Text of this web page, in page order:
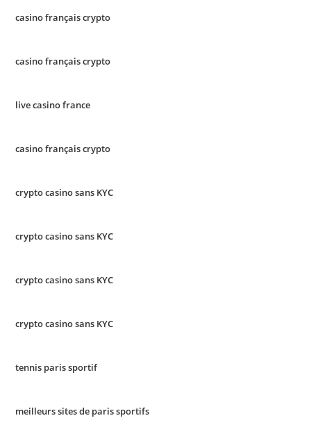
casino français crypto
casino français crypto
live casino france
casino français crypto
crypto casino sans KYC
crypto casino sans KYC
crypto casino sans KYC
crypto casino sans KYC
tennis paris sportif
meilleurs sites de paris sportifs